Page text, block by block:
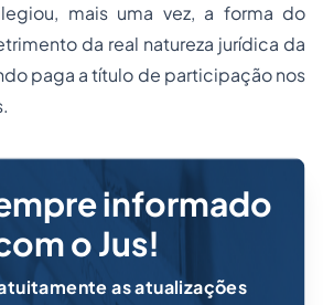
mais uma vez, a forma do
da real natureza jurídica da
paga a título de participação nos
informado
o Jus!
as atualizações